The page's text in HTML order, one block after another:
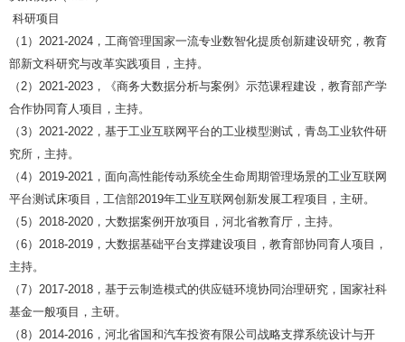
科研项目
（ 1） 2021-2024 ，工商管理国家一流专业数智化提质创新建设研究，教育
部新文科研究与改革实践项目，主持。
（2） 2021-2023 ，《商务大数据分析与案例》示范课程建设，教育部产学
合作协同育人项目，主持。
（3） 2021-2022 ，基于工业互联网平台的工业模型测试，青岛工业软件研
究所，主持。
（4） 2019-2021 ，面向高性能传动系统全生命周期管理场景的工业互联网
平台测试床项目，工信部2019年工业互联网创新发展工程项目，主研。
（5） 2018-2020 ，大数据案例开放项目，河北省教育厅，主持。
（6） 2018-2019 ，大数据基础平台支撑建设项目，教育部协同育人项目，
主持。
（7） 2017-2018 ，基于云制造模式的供应链环境协同治理研究，国家社科
基金一般项目，主研。
（8） 2014-2016 ，河北省国和汽车投资有限公司战略支撑系统设计与开